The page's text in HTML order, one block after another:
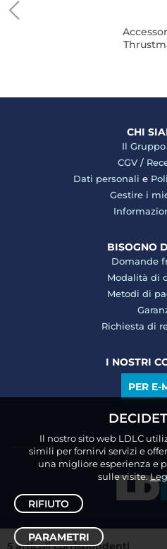
5 articoli corrispondenti
CHI
Il
CGV /
Dati personali e
Gestire i
BISOGNO
Domande
Modalità di
Metodi di
Richiesta di
I NOSTRI
PER E-
Il nostro sito web LDLC
simili per fornirvi servizi e
una migliore esperienza e
sulle visite.
RIFIUTO
PARAMETRI